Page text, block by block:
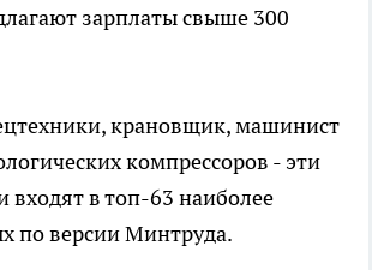
зарплаты свыше 300
крановщик, машинист
компрессоров - эти
входят в топ-63 наиболее
по версии Минтруда.